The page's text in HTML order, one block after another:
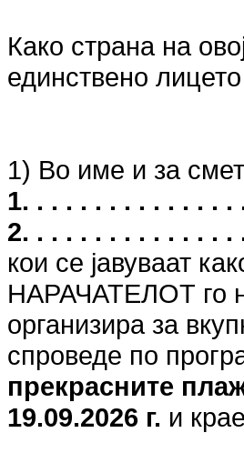
Како страна на
единствено
1) Во име и за
1. . . . . . . . . . . . . .
2. . . . . . . . . . . . . .
кои се јавуваат
НАРАЧАТЕЛОТ го
организира за
спроведе по
прекрасните
19.09.2026 г. и